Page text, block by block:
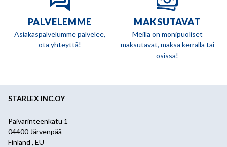
PALVELEMME
Asiakaspalvelumme palvelee,
ota yhteyttä!
MAKSUTAVAT
Meillä on monipuoliset
maksutavat, maksa kerralla tai
osissa!
STARLEX INC.OY
Päivärinteenkatu 1
04400 Järvenpää
Finland , EU